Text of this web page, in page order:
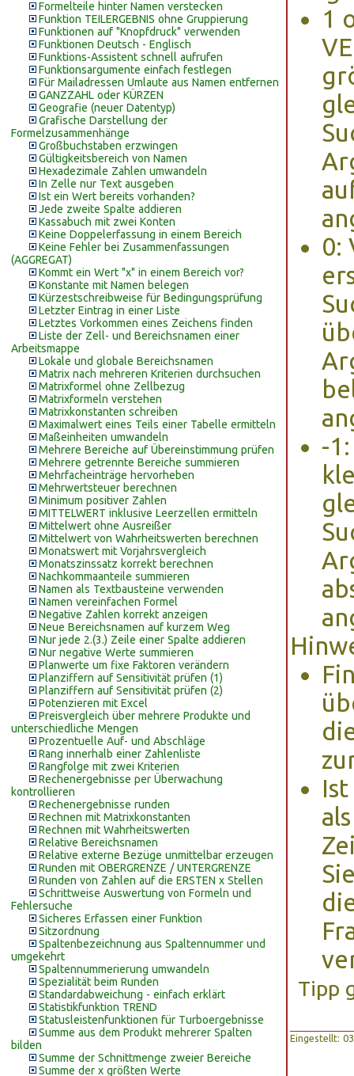
Formelteile hinter Namen verstecken
Funktion TEILERGEBNIS ohne Gruppierung
Funktionen auf "Knopfdruck" verwenden
Funktionen Deutsch - Englisch
Funktions-Assistent schnell aufrufen
Funktionsargumente einfach festlegen
Für Mailadressen Umlaute aus Namen entfernen
GANZZAHL oder KÜRZEN
Geografie (neuer Datentyp)
Grafische Darstellung der
Formelzusammenhänge
Großbuchstaben erzwingen
Gültigkeitsbereich von Namen
Hexadezimale Zahlen umwandeln
In Zelle nur Text ausgeben
Ist ein Wert bereits vorhanden?
Jede zweite Spalte addieren
Kassabuch mit zwei Konten
Keine Doppelerfassung in einem Bereich
Keine Fehler bei Zusammenfassungen
(AGGREGAT)
Kommt ein Wert "x" in einem Bereich vor?
Konstante mit Namen belegen
Kürzestschreibweise für Bedingungsprüfung
Letzter Eintrag in einer Liste
Letztes Vorkommen eines Zeichens finden
Liste der Zell- und Bereichsnamen einer
Arbeitsmappe
Lokale und globale Bereichsnamen
Matrix nach mehreren Kriterien durchsuchen
Matrixformel ohne Zellbezug
Matrixformeln verstehen
Matrixkonstanten schreiben
Maximalwert eines Teils einer Tabelle ermitteln
Maßeinheiten umwandeln
Mehrere Bereiche auf Übereinstimmung prüfen
Mehrere getrennte Bereiche summieren
Mehrfacheinträge hervorheben
Mehrwertsteuer berechnen
Minimum positiver Zahlen
MITTELWERT inklusive Leerzellen ermitteln
Mittelwert ohne Ausreißer
Mittelwert von Wahrheitswerten berechnen
Monatswert mit Vorjahrsvergleich
Monatszinssatz korrekt berechnen
Nachkommaanteile summieren
Namen als Textbausteine verwenden
Namen vereinfachen Formel
Negative Zahlen korrekt anzeigen
Neue Bereichsnamen auf kurzem Weg
Nur jede 2.(3.) Zeile einer Spalte addieren
Nur negative Werte summieren
Planwerte um fixe Faktoren verändern
Planziffern auf Sensitivität prüfen (1)
Planziffern auf Sensitivität prüfen (2)
Potenzieren mit Excel
Preisvergleich über mehrere Produkte und
unterschiedliche Mengen
Prozentuelle Auf- und Abschläge
Rang innerhalb einer Zahlenliste
Rangfolge mit zwei Kriterien
Rechenergebnisse per Überwachung
kontrollieren
Rechenergebnisse runden
Rechnen mit Matrixkonstanten
Rechnen mit Wahrheitswerten
Relative Bereichsnamen
Relative externe Bezüge unmittelbar erzeugen
Runden mit OBERGRENZE / UNTERGRENZE
Runden von Zahlen auf die ERSTEN x Stellen
Schrittweise Auswertung von Formeln und
Fehlersuche
Sicheres Erfassen einer Funktion
Sitzordnung
Spaltenbezeichnung aus Spaltennummer und
umgekehrt
Spaltennummerierung umwandeln
Spezialität beim Runden
Standardabweichung - einfach erklärt
Statistikfunktion TREND
Statusleistenfunktionen für Turboergebnisse
Summe aus dem Produkt mehrerer Spalten
bilden
Summe der Schnittmenge zweier Bereiche
Summe der x größten Werte
1
0:
-
Tipp
Eingestellt: